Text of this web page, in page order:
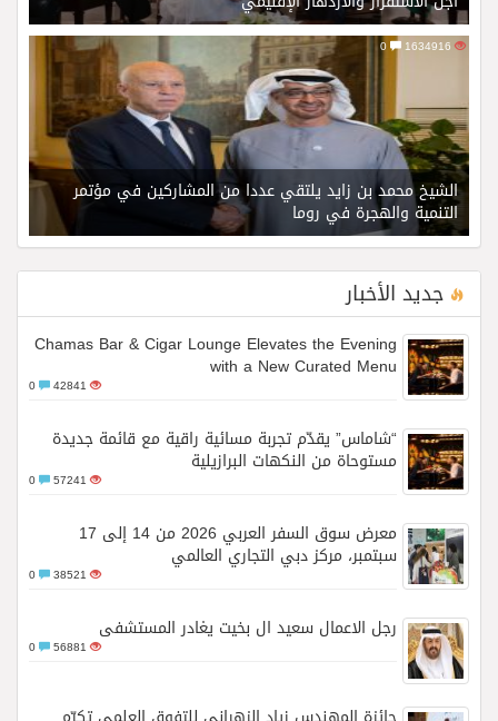
الشيخ محمد بن زايد يلتقي عددا من المشاركين في مؤتمر
التنمية والهجرة في روما
جديد الأخبار
Chamas Bar & Cigar Lounge Elevates the Evening
with a New Curated Menu
42841
“شاماس” يقدّم تجربة مسائية راقية مع قائمة جديدة
مستوحاة من النكهات البرازيلية
57241
معرض سوق السفر العربي 2026 من 14 إلى 17
سبتمبر، مركز دبي التجاري العالمي
38521
رجل الاعمال سعيد ال بخيت يغادر المستشفى
56881